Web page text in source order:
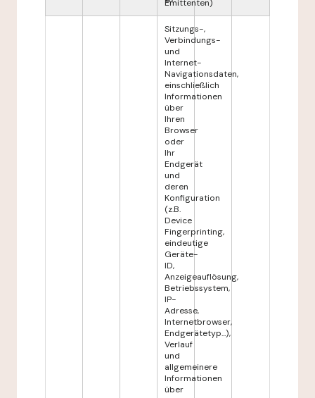
Emittenten)
Sitzungs-,
Verbindungs-
und
Internet-
Navigationsdaten,
einschließlich
Informationen
über
Ihren
Browser
oder
Ihr
Endgerät
und
deren
Konfiguration
(z.B.
Device
Fingerprinting,
eindeutige
Geräte-
ID,
Anzeigeauflösung,
Betriebssystem,
IP-
Adresse,
Internetbrowser,
Endgerätetyp...),
Verlauf
und
allgemeinere
Informationen
über